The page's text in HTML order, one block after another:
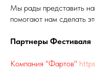
Мы рады представить
помогают нам сделать
Партнеры Фестиваля
Компания "Фартов"